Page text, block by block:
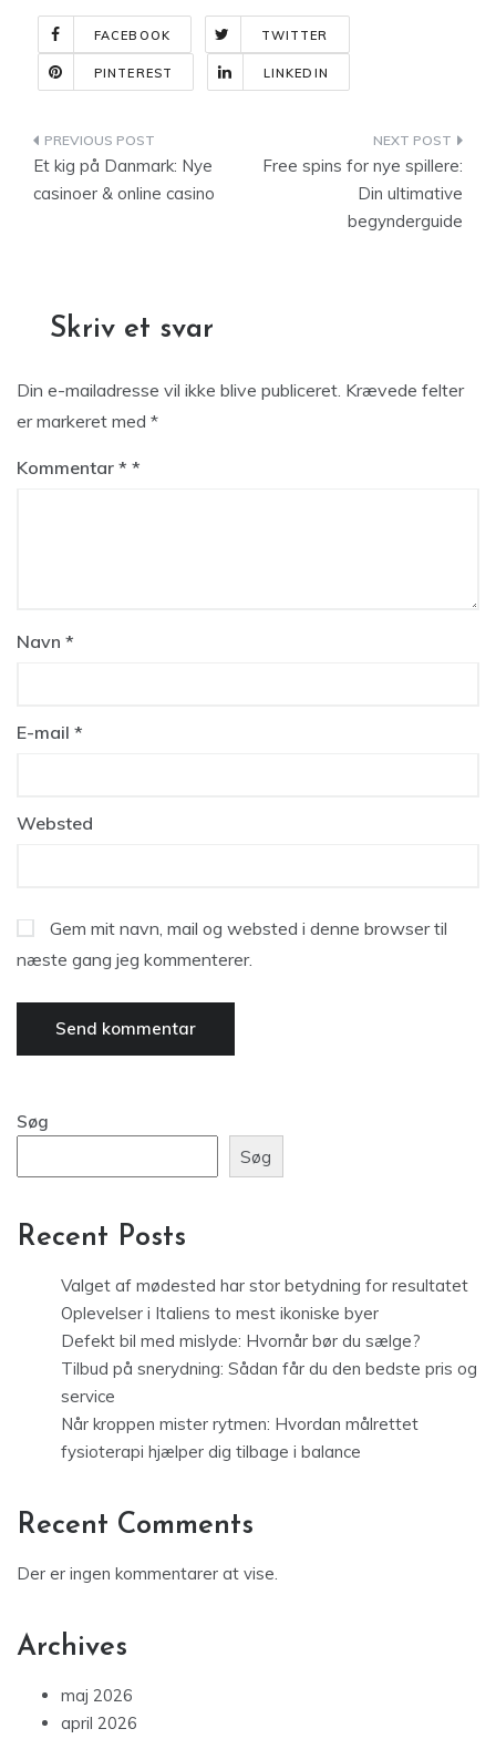
FACEBOOK TWITTER
PINTEREST LINKEDIN
Indlægsnavigation
Et kig på Danmark: Nye
casinoer & online casino
Free spins for nye spillere:
Din ultimative
begynderguide
Skriv et svar
Din e-mailadresse vil ikke blive publiceret. Krævede felter
er markeret med *
Kommentar *
Navn *
E-mail *
Websted
Gem mit navn, mail og websted i denne browser til
næste gang jeg kommenterer.
Søg
Søg
Recent Posts
Valget af mødested har stor betydning for resultatet
Oplevelser i Italiens to mest ikoniske byer
Defekt bil med mislyde: Hvornår bør du sælge?
Tilbud på snerydning: Sådan får du den bedste pris og
service
Når kroppen mister rytmen: Hvordan målrettet
fysioterapi hjælper dig tilbage i balance
Recent Comments
Der er ingen kommentarer at vise.
Archives
maj 2026
april 2026